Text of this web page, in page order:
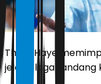
Thom Haye
jelang laga tandang